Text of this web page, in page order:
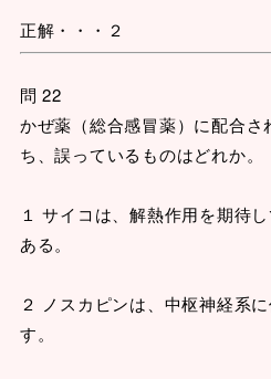
正解・・・２
問 22
かぜ薬（総合感冒薬）に配合さ
ち、誤っているものはどれか。
１ サイコは、解熱作用を期待
ある。
２ ノスカピンは、中枢神経系
す。